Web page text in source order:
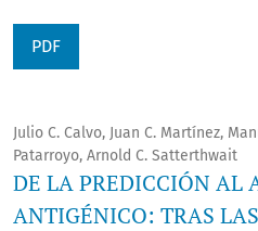
PDF
Julio C. Calvo, Juan C. Martínez,
Patarroyo, Arnold C. Satterthwait
DE LA PREDICCIÓN AL
ANTIGÉNICO: TRAS